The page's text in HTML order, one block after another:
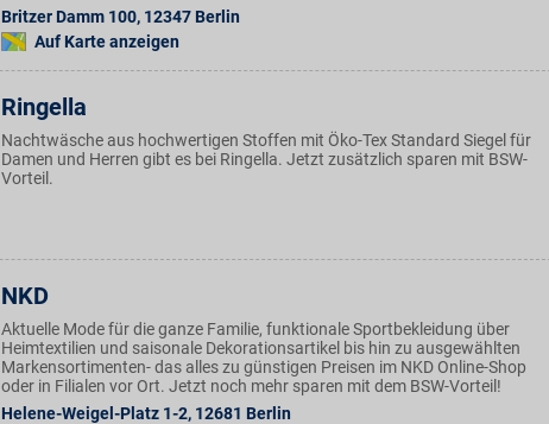
Britzer Damm 100, 12347 Berlin
Auf Karte anzeigen
Ringella
Nachtwäsche aus hochwertigen Stoffen mit Öko-Tex Standard Siegel für
Damen und Herren gibt es bei Ringella. Jetzt zusätzlich sparen mit BSW-
Vorteil.
NKD
Aktuelle Mode für die ganze Familie, funktionale Sportbekleidung über
Heimtextilien und saisonale Dekorationsartikel bis hin zu ausgewählten
Markensortimenten- das alles zu günstigen Preisen im NKD Online-Shop
oder in Filialen vor Ort. Jetzt noch mehr sparen mit dem BSW-Vorteil!
Helene-Weigel-Platz 1-2, 12681 Berlin